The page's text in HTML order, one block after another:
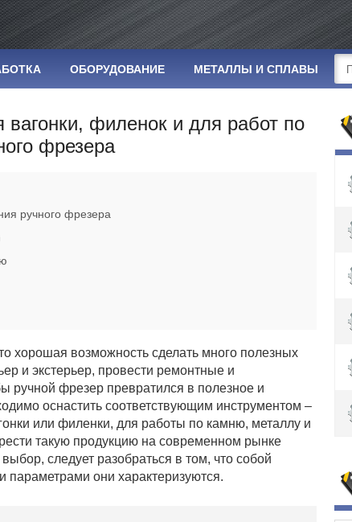
ОБОРУДОВАНИЕ МЕТАЛЛЫ И СПЛАВЫ
вагонки, филенок и для работ по
фрезера
ручного фрезера
хорошая возможность сделать много полезных
и экстерьер, провести ремонтные и
ручной фрезер превратился в полезное и
оснастить соответствующим инструментом –
или филенки, для работы по камню, металлу и
такую продукцию на современном рынке
следует разобраться в том, что собой
параметрами они характеризуются.